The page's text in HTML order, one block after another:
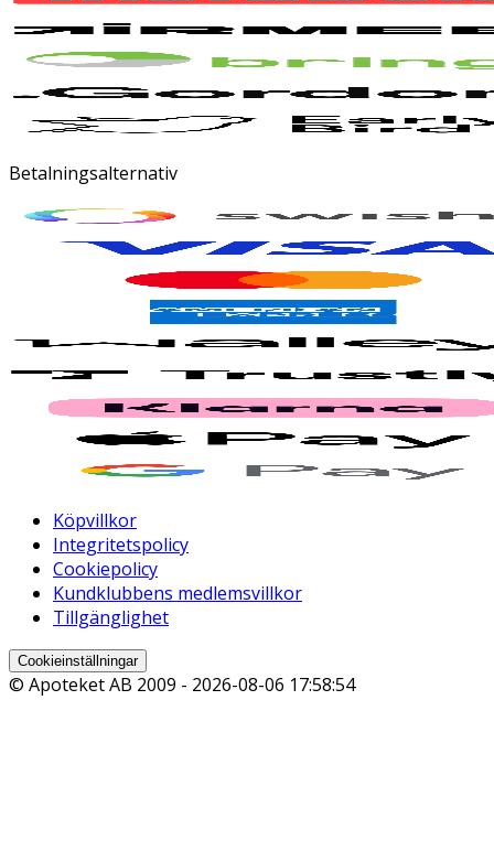
Betalningsalternativ
Köpvillkor
Integritetspolicy
Cookiepolicy
Kundklubbens medlemsvillkor
Tillgänglighet
Cookieinställningar
© Apoteket AB 2009 - 2026-08-06 17:58:54